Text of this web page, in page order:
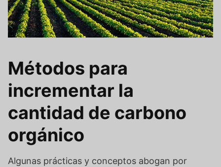
Métodos para
incrementar la
cantidad de carbono
orgánico
Algunas prácticas y conceptos abogan por